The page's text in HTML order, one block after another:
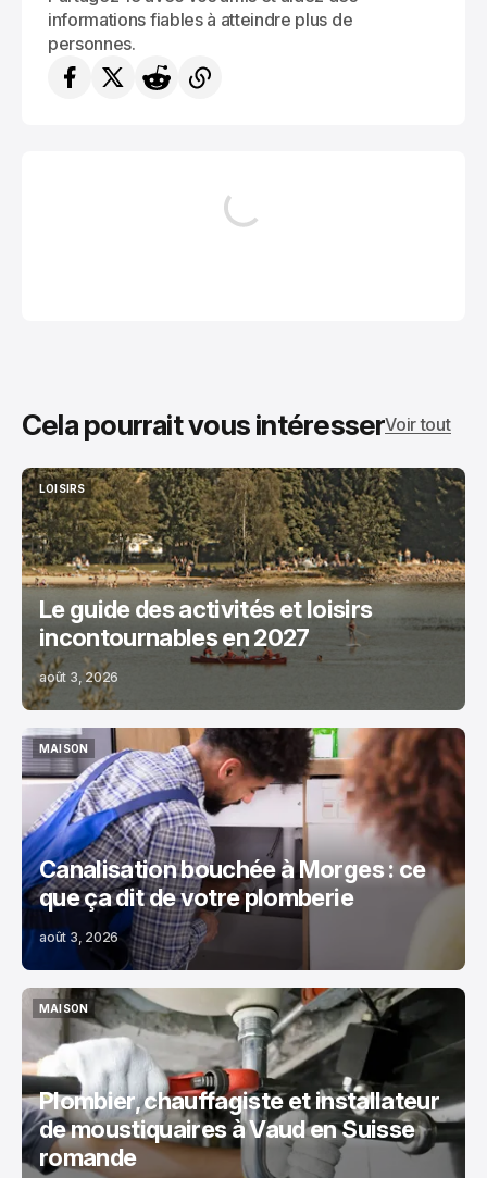
informations fiables à atteindre plus de
personnes.
Cela pourrait vous intéresserVoir tout
LOISIRS
LOISIRS
Le guide des activités et loisirs
incontournables en 2027
août 3, 2026
MAISON
MAISON
Canalisation bouchée à Morges : ce
que ça dit de votre plomberie
août 3, 2026
MAISON
MAISON
Plombier, chauffagiste et installateur
de moustiquaires à Vaud en Suisse
romande